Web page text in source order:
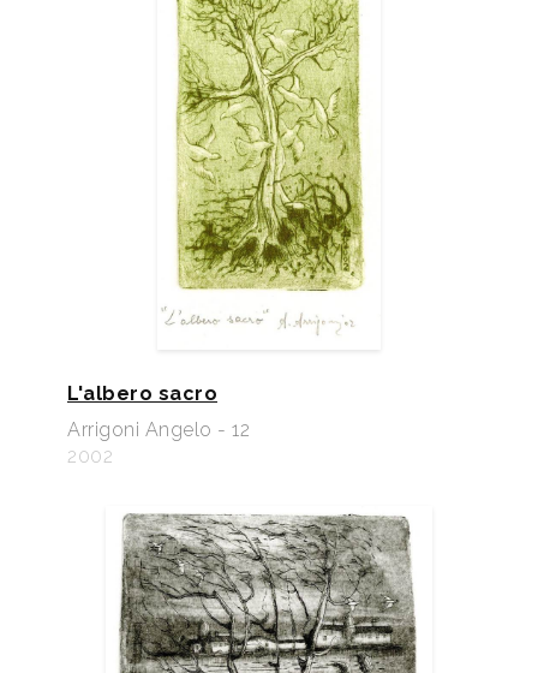
L'albero sacro
Arrigoni Angelo - 12
2002